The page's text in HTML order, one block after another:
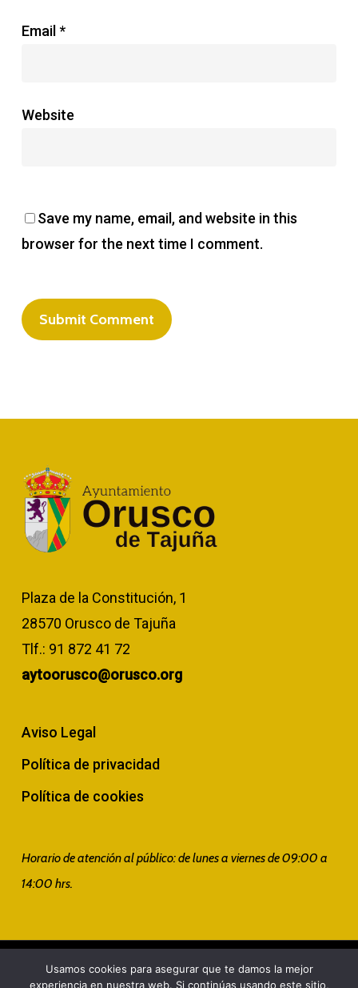
Email*
Website
Save my name, email, and website in this
browser for the next time I comment.
Plaza de la Constitución, 1
28570 Orusco de Tajuña
Tlf.: 91 872 41 72
aytoorusco@orusco.org
Aviso Legal
Política de privacidad
Política de cookies
Horario de atención al público: de lunes a viernes de 09:00 a
14:00 hrs.
© 2026 Ayuntamiento. Todos los derechos reservados. Web
Usamos cookies para asegurar que te damos la mejor
experiencia en nuestra web. Si continúas usando este sitio,